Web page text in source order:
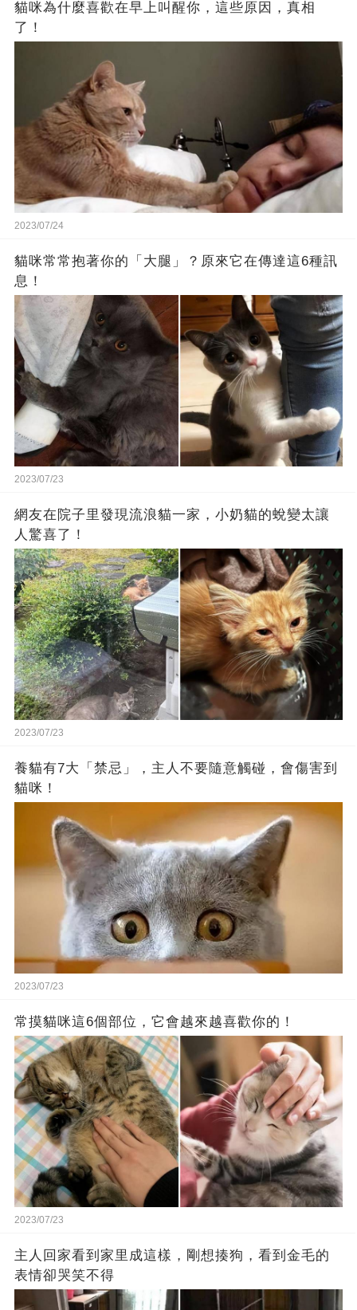
貓咪為什麼喜歡在早上叫醒你，這些原因，真相
了！
2023/07/24
貓咪常常抱著你的「大腿」？原來它在傳達這6種訊
息！
2023/07/23
網友在院子里發現流浪貓一家，小奶貓的蛻變太讓
人驚喜了！
2023/07/23
養貓有7大「禁忌」，主人不要隨意觸碰，會傷害到
貓咪！
2023/07/23
常摸貓咪這6個部位，它會越來越喜歡你的！
2023/07/23
主人回家看到家里成這樣，剛想揍狗，看到金毛的
表情卻哭笑不得